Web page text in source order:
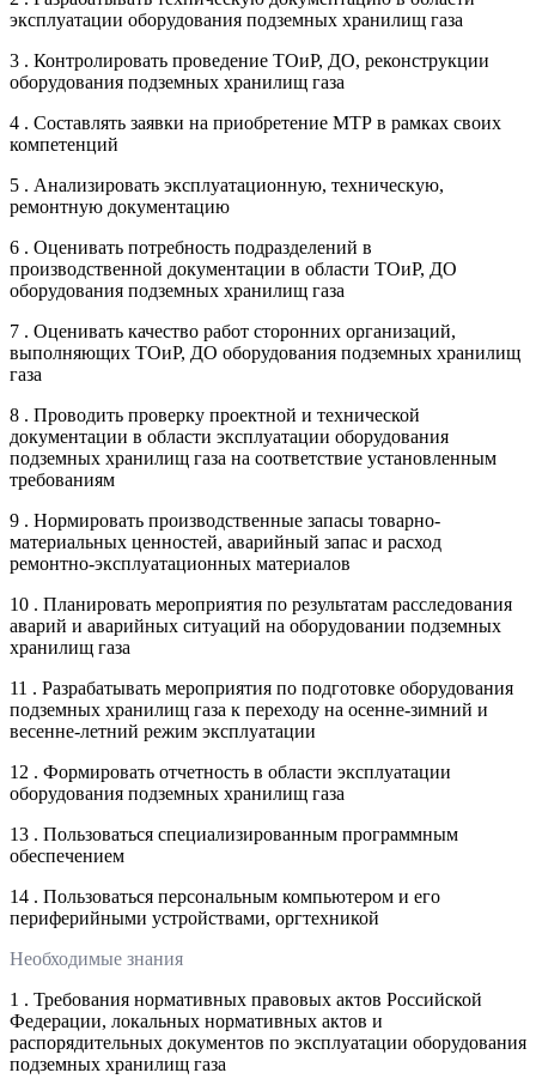
эксплуатации оборудования подземных хранилищ газа
3 . Контролировать проведение ТОиР, ДО, реконструкции
оборудования подземных хранилищ газа
4 . Составлять заявки на приобретение МТР в рамках своих
компетенций
5 . Анализировать эксплуатационную, техническую,
ремонтную документацию
6 . Оценивать потребность подразделений в
производственной документации в области ТОиР, ДО
оборудования подземных хранилищ газа
7 . Оценивать качество работ сторонних организаций,
выполняющих ТОиР, ДО оборудования подземных хранилищ
газа
8 . Проводить проверку проектной и технической
документации в области эксплуатации оборудования
подземных хранилищ газа на соответствие установленным
требованиям
9 . Нормировать производственные запасы товарно-
материальных ценностей, аварийный запас и расход
ремонтно-эксплуатационных материалов
10 . Планировать мероприятия по результатам расследования
аварий и аварийных ситуаций на оборудовании подземных
хранилищ газа
11 . Разрабатывать мероприятия по подготовке оборудования
подземных хранилищ газа к переходу на осенне-зимний и
весенне-летний режим эксплуатации
12 . Формировать отчетность в области эксплуатации
оборудования подземных хранилищ газа
13 . Пользоваться специализированным программным
обеспечением
14 . Пользоваться персональным компьютером и его
периферийными устройствами, оргтехникой
Необходимые знания
1 . Требования нормативных правовых актов Российской
Федерации, локальных нормативных актов и
распорядительных документов по эксплуатации оборудования
подземных хранилищ газа